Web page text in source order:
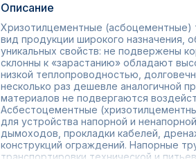
Описание
Хризотилцементные (асбоцементные)
вид продукции широкого назначения,
уникальных свойств: не подвержены
склонны к «зарастанию» обладают
низкой теплопроводностью,
несколько раз дешевле аналогичной
материалов не подвергаются
Асбестоцементные
для устройства напорной и ненапорной
дымоходов, прокладки кабелей,
конструкций ограждений. Напорные
транспортировки технической и